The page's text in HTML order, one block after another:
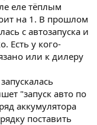
еле тёплым
на 1. В прошлом
с автозапуска и
Есть у кого-
или к дилеру
"запуск авто по
аккумулятора
поставить